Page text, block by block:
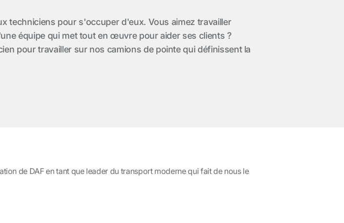
techniciens pour s'occuper d'eux. Vous aimez travailler
équipe qui met tout en œuvre pour aider ses clients ?
pour travailler sur nos camions de pointe qui définissent la
de DAF en tant que leader du transport moderne qui fait de nous le